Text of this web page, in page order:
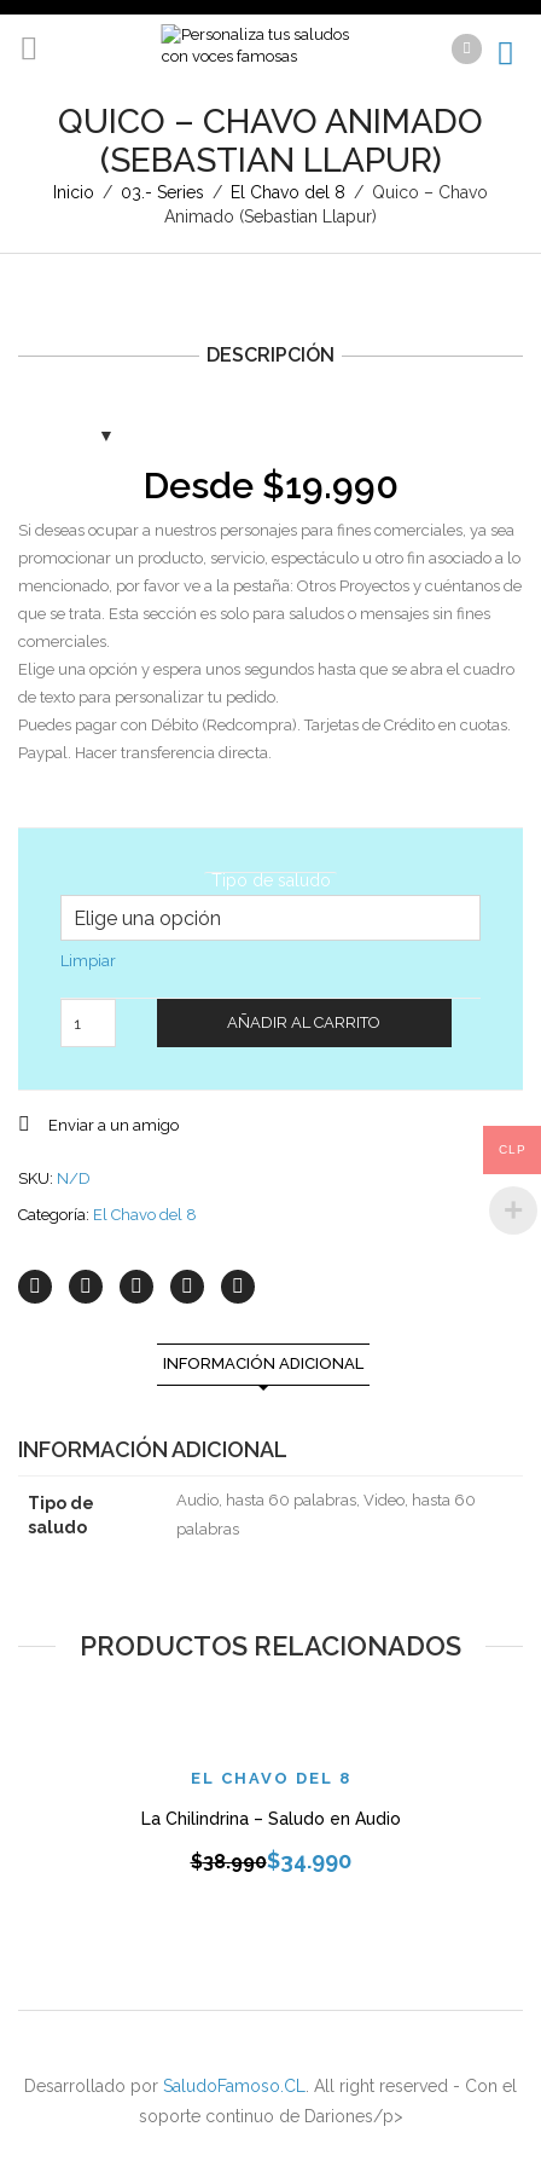
QUICO – CHAVO ANIMADO
(SEBASTIAN LLAPUR)
Inicio / 03.- Series / El Chavo del 8 / Quico – Chavo
Animado (Sebastian Llapur)
DESCRIPCIÓN
Desde $19.990
Si deseas ocupar a nuestros personajes para fines comerciales, ya sea
promocionar un producto, servicio, espectáculo u otro fin asociado a lo
mencionado, por favor ve a la pestaña: Otros Proyectos y cuéntanos de
que se trata. Esta sección es solo para saludos o mensajes sin fines
comerciales.
Elige una opción y espera unos segundos hasta que se abra el cuadro
de texto para personalizar tu pedido.
Puedes pagar con Débito (Redcompra). Tarjetas de Crédito en cuotas.
Paypal. Hacer transferencia directa.
Tipo de saludo
Limpiar
AÑADIR AL CARRITO
Enviar a un amigo
SKU: N/D
Categoría: El Chavo del 8
INFORMACIÓN ADICIONAL
INFORMACIÓN ADICIONAL
Tipo de
saludo
Audio, hasta 60 palabras, Video, hasta 60
palabras
PRODUCTOS RELACIONADOS
EL CHAVO DEL 8
La Chilindrina – Saludo en Audio
$38.990$34.990
Desarrollado por SaludoFamoso.CL
. All right reserved - Con el
soporte continuo de Dariones/p>
CLP